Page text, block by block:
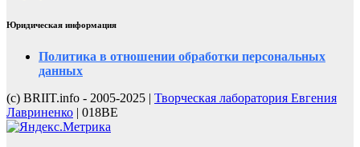
Юридическая информация
Политика в отношении обработки персональных
данных
(с) BRIIT.info - 2005-2025 | Творческая лаборатория Евгения
Лавриненко | 018BE